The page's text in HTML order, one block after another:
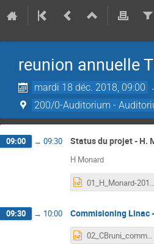
reunion annuelle
mardi 18 déc. 2018, 09:00
200/0-Auditorium -
09:00 → 09:30 Status du projet - H.
H Monard
01_H_Monard-2018_ThomX_General_Meeting_status.ppt
09:30 → 10:00 Commisioning Linac
02_CBruni_comm_linac_18122019.pptx